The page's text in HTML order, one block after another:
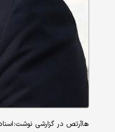
هاآرتص در گزارشی نوشت: